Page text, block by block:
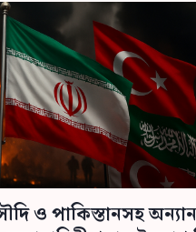
ও পাকিস্তানসহ